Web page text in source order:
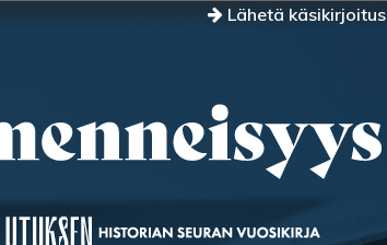
Lähetä käsikirjoitus